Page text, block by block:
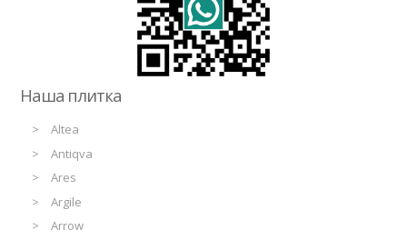
Наша плитка
Altea
Antiqva
Ares
Argile
Arrow